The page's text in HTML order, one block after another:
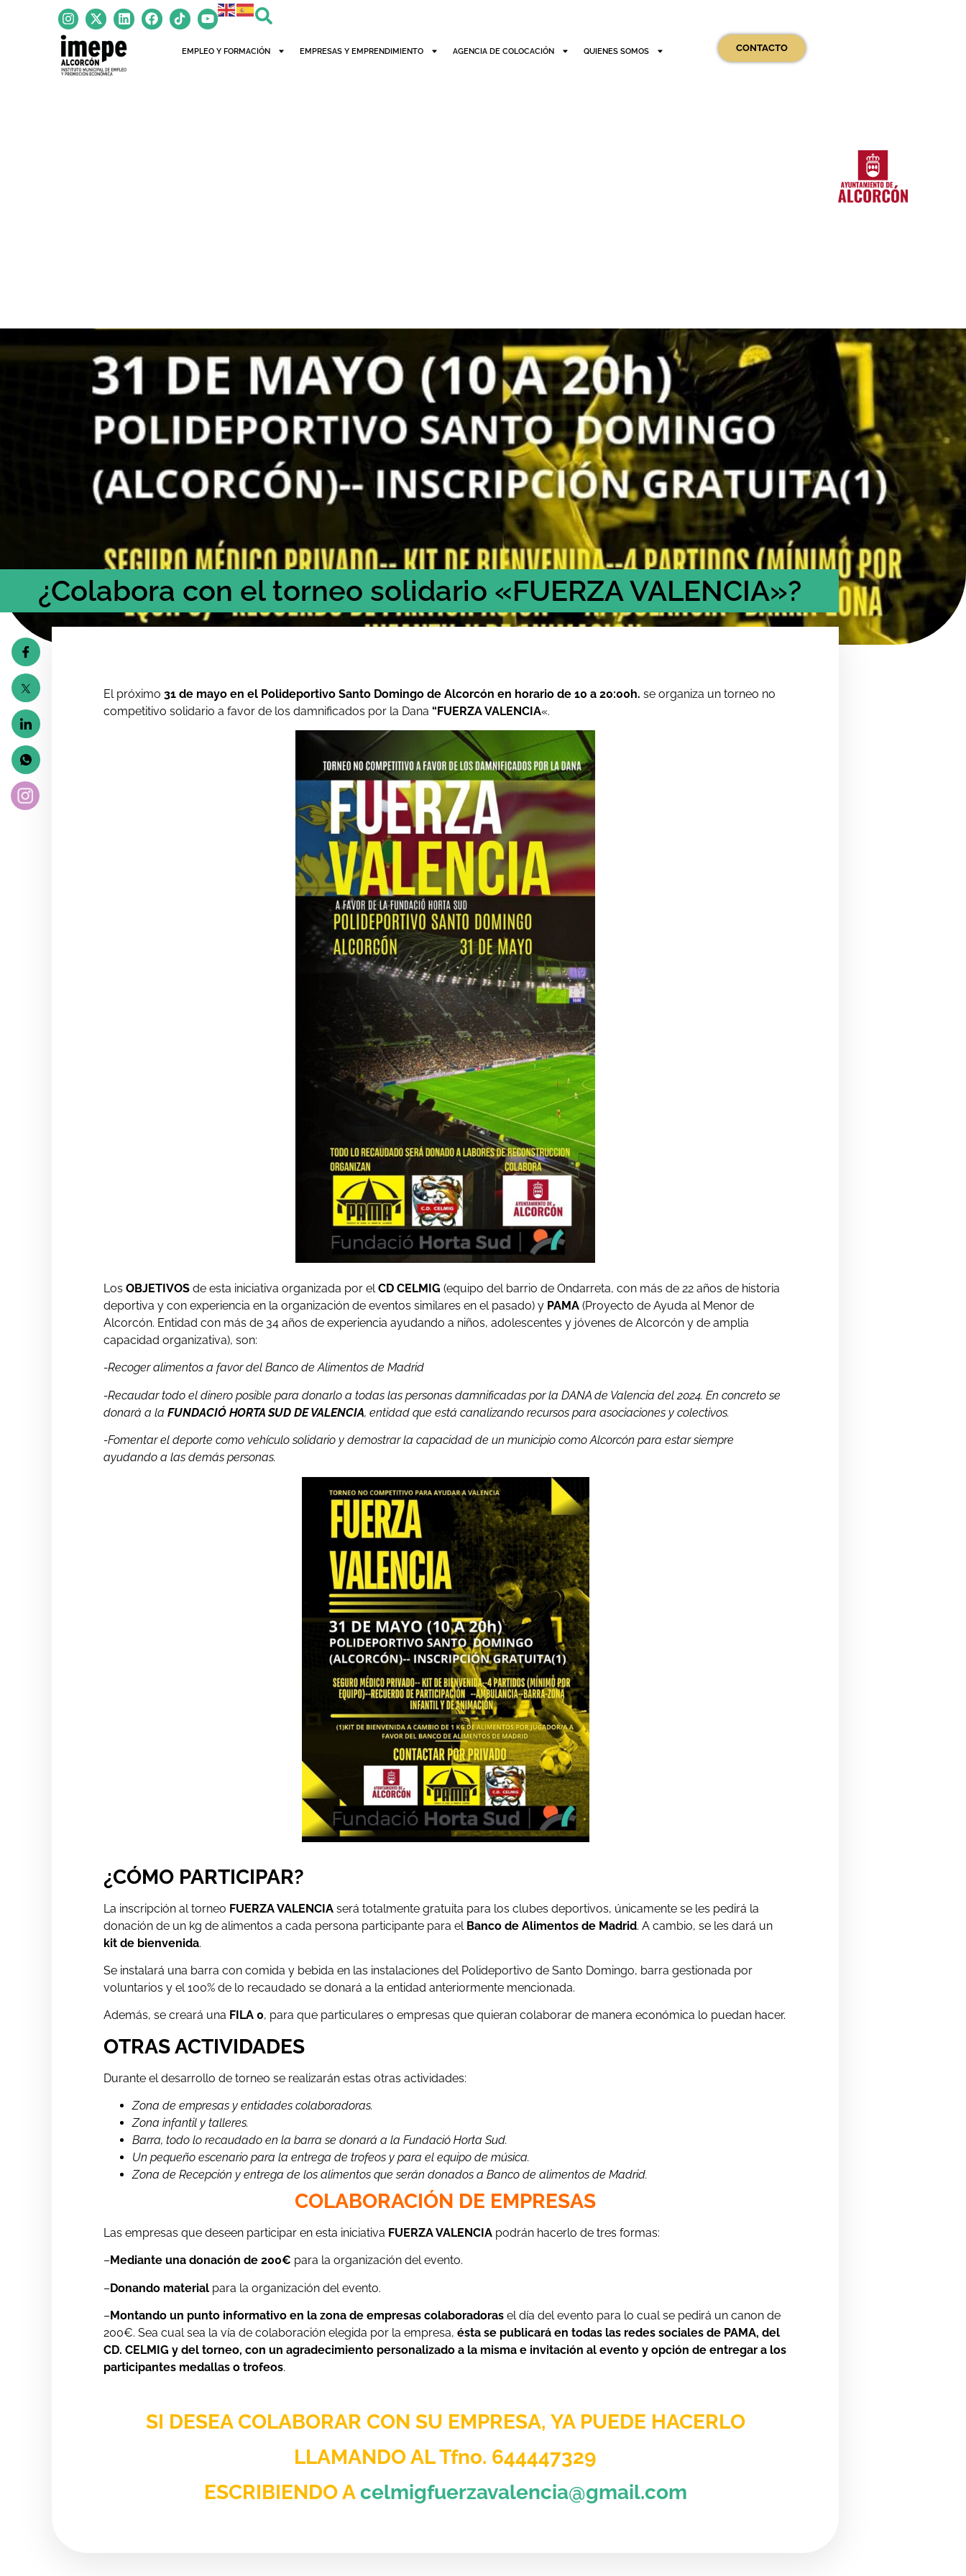
EMPLEO Y FORMACIÓN EMPRESAS Y EMPRENDIMIENTO AGENCIA DE COLOCACIÓN QUIENES SOMOS CONTACTO
¿Colabora con el torneo solidario «FUERZA VALENCIA»?
El próximo31 de mayo en el Polideportivo Santo Domingo de Alcorcón en horario de 10 a 20:00h. se organiza un torneo no
competitivo solidario a favor de los damnificados por la Dana“FUERZA VALENCIA«.
LosOBJETIVOS de esta iniciativa organizada por elCD CELMIG (equipo del barrio de Ondarreta, con más de 22 años de historia
deportiva y con experiencia en la organización de eventos similares en el pasado) y PAMA (Proyecto de Ayuda al Menor de
Alcorcón. Entidad con más de 34 años de experiencia ayudando a niños, adolescentes y jóvenes de Alcorcón y de amplia
capacidad organizativa), son:
-Recoger alimentos a favor del Banco de Alimentos de Madrid
-Recaudar todo el dinero posible para donarlo a todas las personas damnificadas por la DANA de Valencia del 2024. En concreto se
donará a laFUNDACIÓ HORTA SUD DE VALENCIA, entidad que está canalizando recursos para asociaciones y colectivos.
-Fomentar el deporte como vehículo solidario y demostrar la capacidad de un municipio como Alcorcón para estar siempre
ayudando a las demás personas.
¿CÓMO PARTICIPAR?
La inscripción al torneo FUERZA VALENCIA será totalmente gratuita para los clubes deportivos, únicamente se les pedirá la
donación de un kg de alimentos a cada persona participante para el Banco de Alimentos de Madrid. A cambio, se les dará un
kit de bienvenida.
Se instalará una barra con comida y bebida en las instalaciones del Polideportivo de Santo Domingo, barra gestionada por
voluntarios y el 100% de lo recaudado se donará a la entidad anteriormente mencionada.
Además, se creará una FILA 0, para que particulares o empresas que quieran colaborar de manera económica lo puedan hacer.
OTRAS ACTIVIDADES
Durante el desarrollo de torneo se realizarán estas otras actividades:
Zona de empresas y entidades colaboradoras.
Zona infantil y talleres.
Barra, todo lo recaudado en la barra se donará a la Fundació Horta Sud.
Un pequeño escenario para la entrega de trofeos y para el equipo de música.
Zona de Recepción y entrega de los alimentos que serán donados a Banco de alimentos de Madrid.
COLABORACIÓN DE EMPRESAS
Las empresas que deseen participar en esta iniciativa FUERZA VALENCIA podrán hacerlo de tres formas:
– Mediante una donación de 200€ para la organización del evento.
–Donando material para la organización del evento.
– Montando un punto informativo en la zona de empresas colaboradoras el día del evento para lo cual se pedirá un canon de
200€. Sea cual sea la vía de colaboración elegida por la empresa,ésta se publicará en todas las redes sociales de PAMA, del
CD. CELMIG y del torneo, con un agradecimiento personalizado a la misma e invitación al evento y opción de entregar a los
participantes medallas o trofeos.
SI DESEA COLABORAR CON SU EMPRESA, YA PUEDE HACERLO
LLAMANDO AL Tfno. 644447329
ESCRIBIENDO Acelmigfuerzavalencia@gmail.com